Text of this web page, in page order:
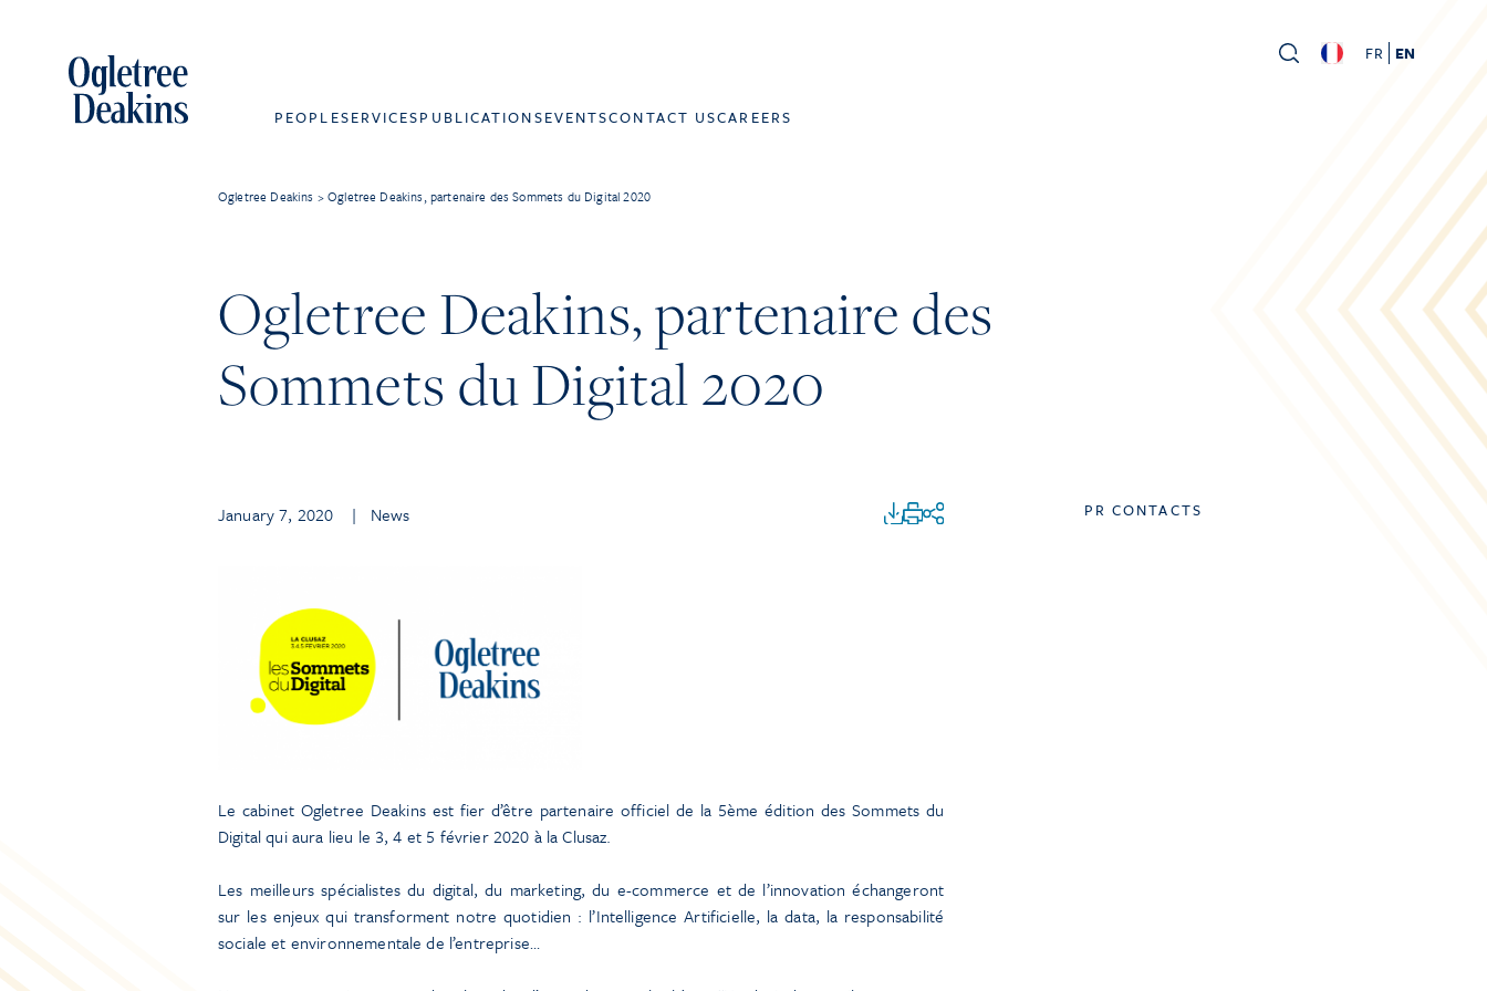
FR EN
PEOPLESERVICESPUBLICATIONSEVENTSCONTACT USCAREERS
Ogletree Deakins >Ogletree Deakins, partenaire des Sommets du Digital 2020
Ogletree Deakins, partenaire des
Sommets du Digital 2020
January 7, 2020 | News
Le cabinet Ogletree Deakins est fier d’être partenaire officiel de la 5ème édition des Sommets du
Digital qui aura lieu le 3, 4 et 5 février 2020 à la Clusaz.
Les meilleurs spécialistes du digital, du marketing, du e-commerce et de l’innovation échangeront
sur les enjeux qui transforment notre quotidien : l’Intelligence Artificielle, la data, la responsabilité
sociale et environnementale de l’entreprise…
PR CONTACTS